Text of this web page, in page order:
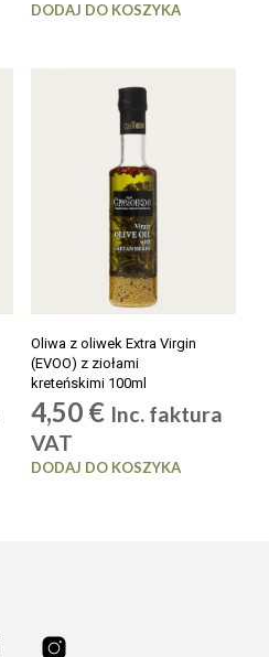
DODAJ DO KOSZYKA
Oliwa z oliwek Extra Virgin
(EVOO) z ziołami
kreteńskimi 100ml
4,50 € Inc. faktura
VAT
DODAJ DO KOSZYKA